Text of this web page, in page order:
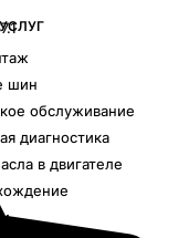
шин
обслуживание
диагностика
в двигателе